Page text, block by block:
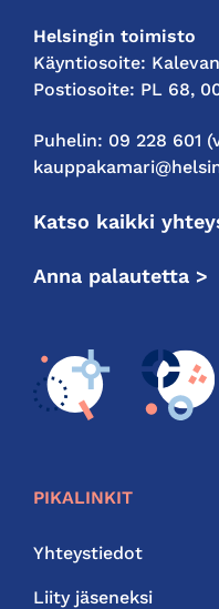
Helsingin toimisto
Käyntiosoite:
Postiosoite: PL 68,
Puhelin: 09 228 601
Katso kaikki
Anna palautetta >
PIKALINKIT
Yhteystiedot
Liity jäseneksi